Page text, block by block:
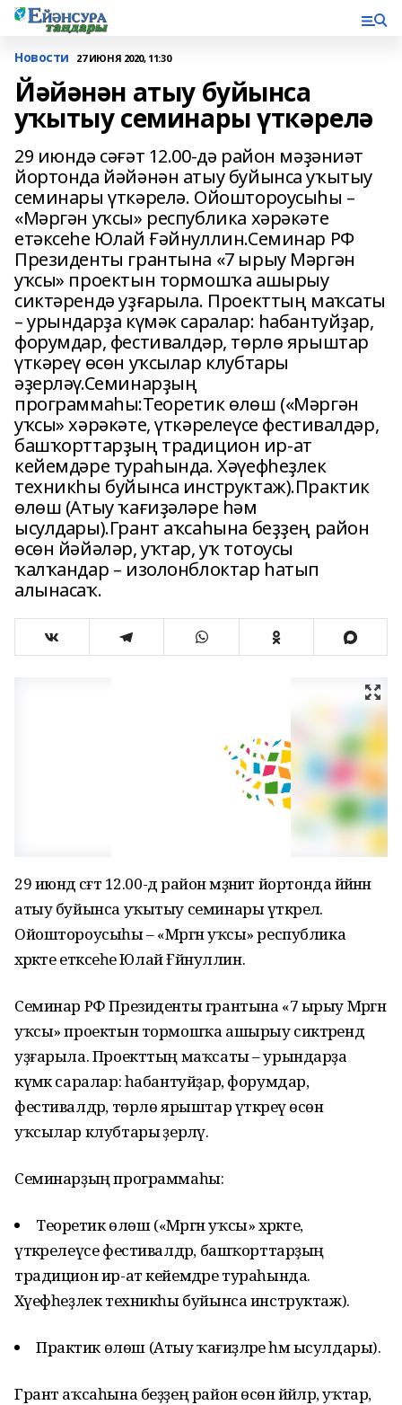
Новости 27 ИЮНЯ 2020, 11:30
Йәйәнән атыу буйынса
уҡытыу семинары үткәрелә
29 июндә сәғәт 12.00-дә район мәҙәниәт
йортонда йәйәнән атыу буйынса уҡытыу
семинары үткәрелә. Ойоштороусыһы –
«Мәргән уҡсы» республика хәрәкәте
етәксеһе Юлай Ғәйнуллин.Семинар РФ
Президенты грантына «7 ырыу Мәргән
уҡсы» проектын тормошҡа ашырыу
сиктәрендә уҙғарыла. Проекттың маҡсаты
– урындарҙа күмәк саралар: һабантуйҙар,
форумдар, фестивалдәр, төрлө ярыштар
үткәреү өсөн уҡсылар клубтары
әҙерләү.Семинарҙың
программаһы:Теоретик өлөш («Мәргән
уҡсы» хәрәкәте, үткәрелеүсе фестивалдәр,
башҡорттарҙың традицион ир-ат
кейемдәре тураһында. Хәүефһеҙлек
техникһы буйынса инструктаж).Практик
өлөш (Атыу ҡағиҙәләре һәм
ысулдары).Грант аҡсаһына беҙҙең район
өсөн йәйәләр, уҡтар, уҡ тотоусы
ҡалҡандар – изолонблоктар һатып
алынасаҡ.
29 июндә сәғәт 12.00-дә район мәҙәниәт йортонда йәйәнән
атыу буйынса уҡытыу семинары үткәрелә.
Ойоштороусыһы – «Мәргән уҡсы» республика
хәрәкәте етәксеһе Юлай Ғәйнуллин.
Семинар РФ Президенты грантына «7 ырыу Мәргән
уҡсы» проектын тормошҡа ашырыу сиктәрендә
уҙғарыла. Проекттың маҡсаты – урындарҙа
күмәк саралар: һабантуйҙар, форумдар,
фестивалдәр, төрлө ярыштар үткәреү өсөн
уҡсылар клубтары әҙерләү.
Семинарҙың программаһы:
Теоретик өлөш («Мәргән уҡсы» хәрәкәте,
үткәрелеүсе фестивалдәр, башҡорттарҙың
традицион ир-ат кейемдәре тураһында.
Хәүефһеҙлек техникһы буйынса инструктаж).
Практик өлөш (Атыу ҡағиҙәләре һәм ысулдары).
Грант аҡсаһына беҙҙең район өсөн йәйәләр, уҡтар,